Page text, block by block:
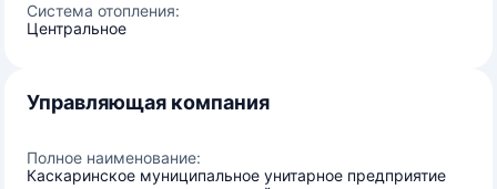
Система отопления:
Центральное
Управляющая компания
Полное наименование:
Каскаринское муниципальное унитарное предприятие